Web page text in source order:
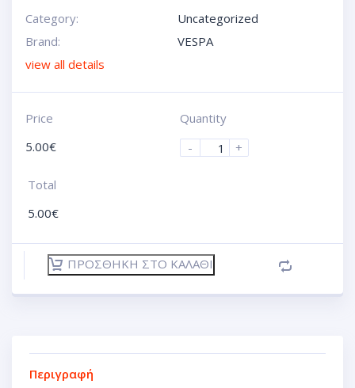
Category:
Uncategorized
Brand:
VESPA
view all details
Price
5.00€
Quantity
-
+
Total
5.00€
ΠΡΟΣΘΉΚΗ ΣΤΟ ΚΑΛΆΘΙ
Περιγραφή